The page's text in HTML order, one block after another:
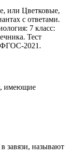
или Цветковые,
с ответами.
7 класс:
Тест
ФГОС-2021.
имеющие
завязи, называют